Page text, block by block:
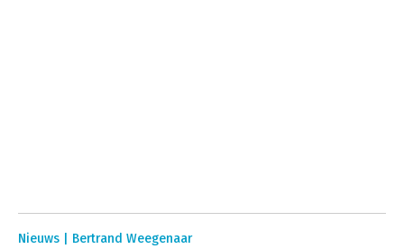
Nieuws | Bertrand Weegenaar